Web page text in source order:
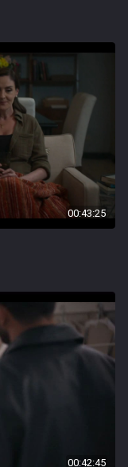
00:43:25
00:42:45